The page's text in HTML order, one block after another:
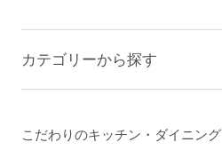
カテゴリーから探す
こだわりのキッチン・ダイニング